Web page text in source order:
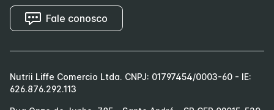
Fale conosco
Nutrii Liffe Comercio Ltda. CNPJ: 01797454/0003-60 - IE:
626.876.292.113